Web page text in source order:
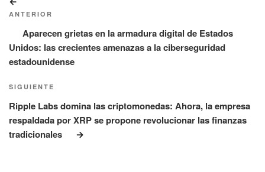
de
entradas
anterior:
ANTERIOR
Aparecen grietas en la armadura digital de Estados
Unidos: las crecientes amenazas a la ciberseguridad
estadounidense
Siguiente
entrada
SIGUIENTE
Ripple Labs domina las criptomonedas: Ahora, la empresa
respaldada por XRP se propone revolucionar las finanzas
tradicionales